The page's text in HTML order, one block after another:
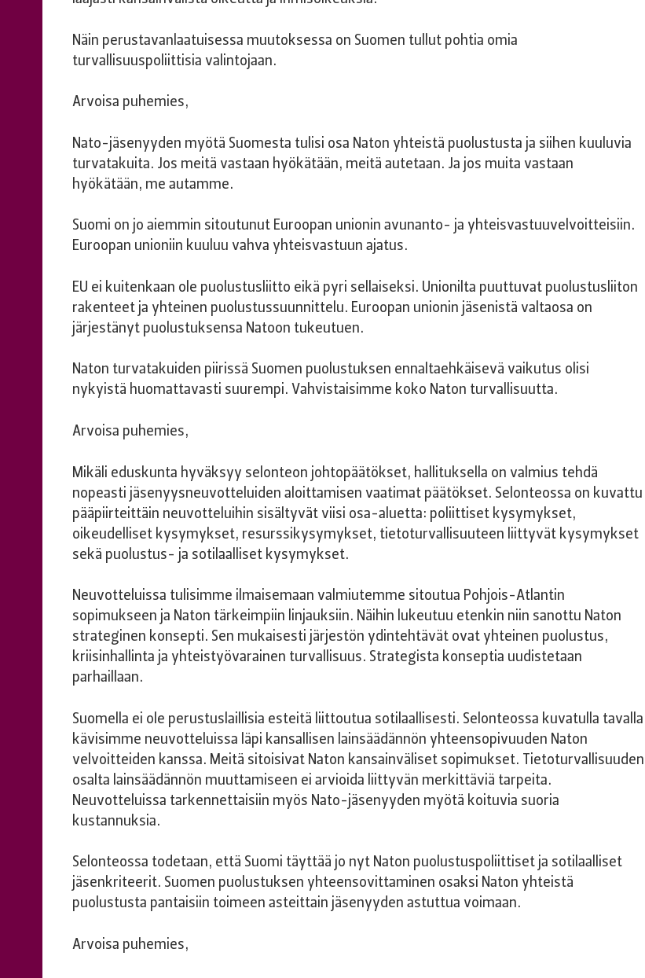
Näin perustavanlaatuisessa muutoksessa on Suomen tullut pohtia omia
turvallisuuspoliittisia valintojaan.
Arvoisa puhemies,
Nato-jäsenyyden myötä Suomesta tulisi osa Naton yhteistä puolustusta ja siihen kuuluvia
turvatakuita. Jos meitä vastaan hyökätään, meitä autetaan. Ja jos muita vastaan
hyökätään, me autamme.
Suomi on jo aiemmin sitoutunut Euroopan unionin avunanto- ja yhteisvastuuvelvoitteisiin.
Euroopan unioniin kuuluu vahva yhteisvastuun ajatus.
EU ei kuitenkaan ole puolustusliitto eikä pyri sellaiseksi. Unionilta puuttuvat puolustusliiton
rakenteet ja yhteinen puolustussuunnittelu. Euroopan unionin jäsenistä valtaosa on
järjestänyt puolustuksensa Natoon tukeutuen.
Naton turvatakuiden piirissä Suomen puolustuksen ennaltaehkäisevä vaikutus olisi
nykyistä huomattavasti suurempi. Vahvistaisimme koko Naton turvallisuutta.
Arvoisa puhemies,
Mikäli eduskunta hyväksyy selonteon johtopäätökset, hallituksella on valmius tehdä
nopeasti jäsenyysneuvotteluiden aloittamisen vaatimat päätökset. Selonteossa on kuvattu
pääpiirteittäin neuvotteluihin sisältyvät viisi osa-aluetta: poliittiset kysymykset,
oikeudelliset kysymykset, resurssikysymykset, tietoturvallisuuteen liittyvät kysymykset
sekä puolustus- ja sotilaalliset kysymykset.
Neuvotteluissa tulisimme ilmaisemaan valmiutemme sitoutua Pohjois-Atlantin
sopimukseen ja Naton tärkeimpiin linjauksiin. Näihin lukeutuu etenkin niin sanottu Naton
strateginen konsepti. Sen mukaisesti järjestön ydintehtävät ovat yhteinen puolustus,
kriisinhallinta ja yhteistyövarainen turvallisuus. Strategista konseptia uudistetaan
parhaillaan.
Suomella ei ole perustuslaillisia esteitä liittoutua sotilaallisesti. Selonteossa kuvatulla tavalla
kävisimme neuvotteluissa läpi kansallisen lainsäädännön yhteensopivuuden Naton
velvoitteiden kanssa. Meitä sitoisivat Naton kansainväliset sopimukset. Tietoturvallisuuden
osalta lainsäädännön muuttamiseen ei arvioida liittyvän merkittäviä tarpeita.
Neuvotteluissa tarkennettaisiin myös Nato-jäsenyyden myötä koituvia suoria
kustannuksia.
Selonteossa todetaan, että Suomi täyttää jo nyt Naton puolustuspoliittiset ja sotilaalliset
jäsenkriteerit. Suomen puolustuksen yhteensovittaminen osaksi Naton yhteistä
puolustusta pantaisiin toimeen asteittain jäsenyyden astuttua voimaan.
Arvoisa puhemies,